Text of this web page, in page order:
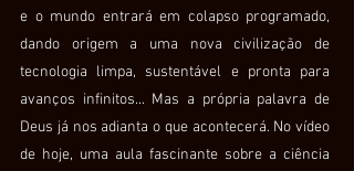
e o mundo entrará em colapso programado,
dando origem a uma nova civilização de
tecnologia limpa, sustentável e pronta para
avanços infinitos... Mas a própria palavra de
Deus já nos adianta o que acontecerá. No vídeo
de hoje, uma aula fascinante sobre a ciência